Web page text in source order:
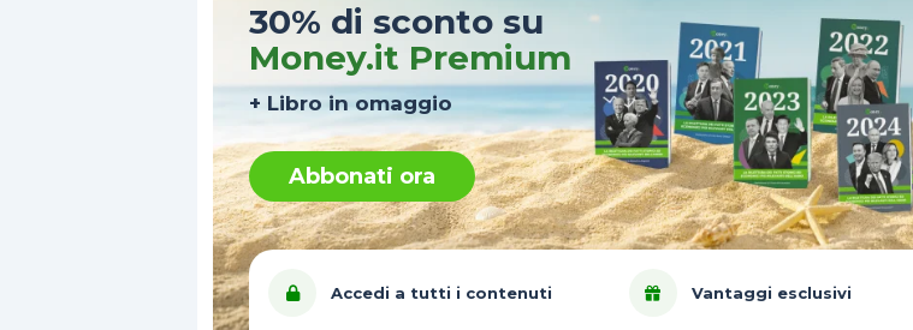
30% di sconto su
Money.it Premium
+ Libro in omaggio
Abbonati ora
Accedi a tutti i contenuti Vantaggi esclusivi